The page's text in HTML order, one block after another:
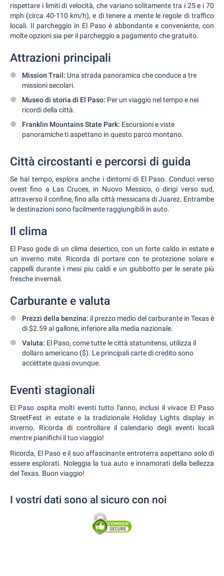
rispettare i limiti di velocità, che variano solitamente tra i 25 e i 70
mph (circa 40-110 km/h), e di tenere a mente le regole di traffico
locali. Il parcheggio in El Paso è abbondante e conveniente, con
molte opzioni sia per il parcheggio a pagamento che gratuito.
Attrazioni principali
Mission Trail: Una strada panoramica che conduce a tre
missioni secolari.
Museo di storia di El Paso: Per un viaggio nel tempo e nei
ricordi della città.
Franklin Mountains State Park: Escursioni e viste
panoramiche ti aspettano in questo parco montano.
Città circostanti e percorsi di guida
Se hai tempo, esplora anche i dintorni di El Paso. Conduci verso
ovest fino a Las Cruces, in Nuovo Messico, o dirigi verso sud,
attraverso il confine, fino alla città messicana di Juarez. Entrambe
le destinazioni sono facilmente raggiungibili in auto.
Il clima
El Paso gode di un clima desertico, con un forte caldo in estate e
un inverno mite. Ricorda di portare con te protezione solare e
cappelli durante i mesi piu caldi e un giubbotto per le serate più
fresche invernali.
Carburante e valuta
Prezzi della benzina: il prezzo medio del carburante in Texas è
di $2.59 al gallone, inferiore alla media nazionale.
Valuta: El Paso, come tutte le città statunitensi, utilizza il
dollaro americano ($). Le principali carte di credito sono
accettate quasi ovunque.
Eventi stagionali
El Paso ospita molti eventi tutto l'anno, inclusi il vivace El Paso
StreetFest in estate e la tradizionale Holiday Lights display in
inverno. Ricorda di controllare il calendario degli eventi locali
mentre pianifichi il tuo viaggio!
Ricorda, El Paso e il suo affascinante entroterra aspettano solo di
essere esplorati. Noleggia la tua auto e innamorati della bellezza
del Texas. Buon viaggio!
I vostri dati sono al sicuro con noi